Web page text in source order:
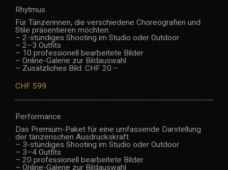
Rhytmus
Für Tänzerinnen, die verschiedene Choreografien und
Stile präsentieren möchten.
– 2-stündiges Shooting im Studio oder Outdoor
– 2–3 Outfits
– 10 professionell bearbeitete Bilder
– Online-Galerie zur Bildauswahl
– Zusätzliches Bild: CHF 20.–
CHF 599
Performance
Das Premium-Paket für eine umfassende Darstellung
der tänzerischen Ausdruckskraft.
– 3-stündiges Shooting im Studio oder Outdoor
– 3–4 Outfits
– 20 professionell bearbeitete Bilder
– Online-Galerie zur Bildauswahl